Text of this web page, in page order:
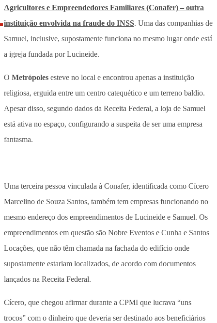
Agricultores e Empreendedores Familiares (Conafer) – outra
instituição envolvida na fraude do INSS. Uma das companhias de
Samuel, inclusive, supostamente funciona no mesmo lugar onde está
a igreja fundada por Lucineide.
O Metrópoles esteve no local e encontrou apenas a instituição
religiosa, erguida entre um centro catequético e um terreno baldio.
Apesar disso, segundo dados da Receita Federal, a loja de Samuel
está ativa no espaço, configurando a suspeita de ser uma empresa
fantasma.
Uma terceira pessoa vinculada à Conafer, identificada como Cícero
Marcelino de Souza Santos, também tem empresas funcionando no
mesmo endereço dos empreendimentos de Lucineide e Samuel. Os
empreendimentos em questão são Nobre Eventos e Cunha e Santos
Locações, que não têm chamada na fachada do edifício onde
supostamente estariam localizados, de acordo com documentos
lançados na Receita Federal.
Cícero, que chegou afirmar durante a CPMI que lucrava “uns
trocos” com o dinheiro que deveria ser destinado aos beneficiários